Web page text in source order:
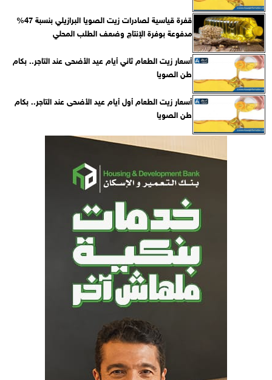
قفرة قياسية لصادرات زيت الصويا البرازيلي بنسبة 47%
مدفوعة بوفرة الإنتاج وضعف الطلب المحلي
أسعار زيت الطعام ثاني أيام عيد الأضحى عند التاجر.. بكام
طن الصويا
أسعار زيت الطعام أول أيام عيد الأضحى عند التاجر.. بكام
طن الصويا